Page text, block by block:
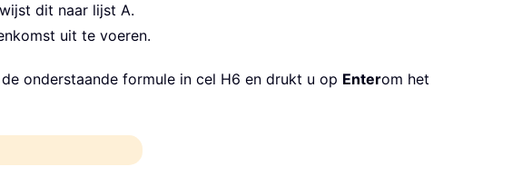
dit naar lijst A.
uit te voeren.
onderstaande formule in cel H6 en drukt u op Enterom het